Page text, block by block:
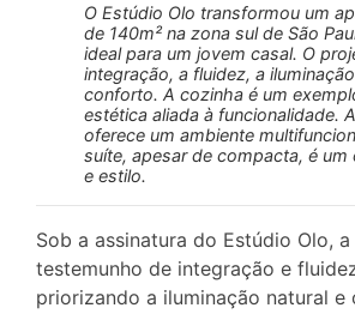
O Estúdio Olo transformou um
de 140m² na zona sul de São
ideal para um jovem casal. O
integração, a fluidez, a
conforto. A cozinha é um
estética aliada à funcionalidade.
oferece um ambiente
suíte, apesar de compacta, é
e estilo.
Sob a assinatura do Estúdio Olo,
testemunho de integração e
priorizando a iluminação natural